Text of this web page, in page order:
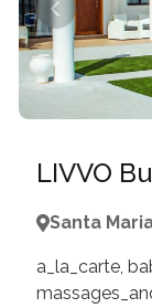
LIVVO
Santa
a_la_carte,